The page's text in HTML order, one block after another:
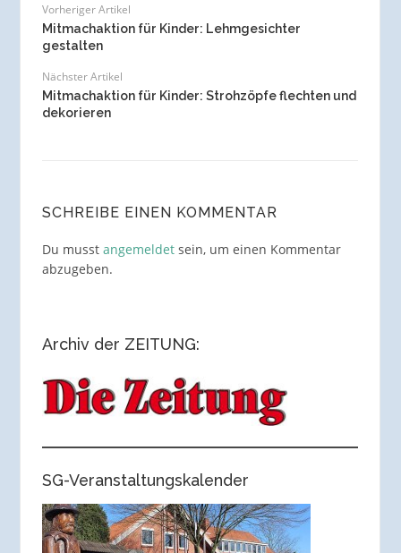
Vorheriger Artikel
Mitmachaktion für Kinder: Lehmgesichter
gestalten
Nächster Artikel
Mitmachaktion für Kinder: Strohzöpfe flechten und
dekorieren
SCHREIBE EINEN KOMMENTAR
Du musst angemeldetsein, um einen Kommentar
abzugeben.
Archiv der ZEITUNG:
SG-Veranstaltungskalender